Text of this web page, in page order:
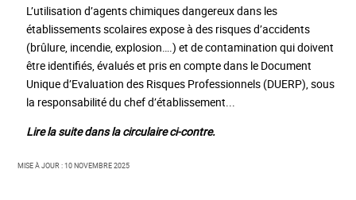
L’utilisation d’agents chimiques dangereux dans les
établissements scolaires expose à des risques d’accidents
(brûlure, incendie, explosion….) et de contamination qui doivent
être identifiés, évalués et pris en compte dans le Document
Unique d’Evaluation des Risques Professionnels (DUERP), sous
la responsabilité du chef d’établissement...
Lire la suite dans la circulaire ci-contre.
Mise à jour : 10 novembre 2025